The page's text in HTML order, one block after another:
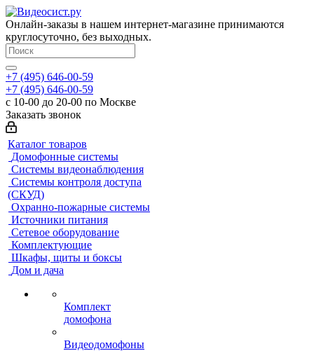
Онлайн-заказы в нашем интернет-магазине принимаются
круглосуточно, без выходных.
+7 (495) 646-00-59
+7 (495) 646-00-59
с 10-00 до 20-00 по Москве
Заказать звонок
Каталог товаров
Домофонные системы
Системы видеонаблюдения
Системы контроля доступа
(СКУД)
Охранно-пожарные системы
Источники питания
Сетевое оборудование
Комплектующие
Шкафы, щиты и боксы
Дом и дача
Комплект
домофона
Видеодомофоны